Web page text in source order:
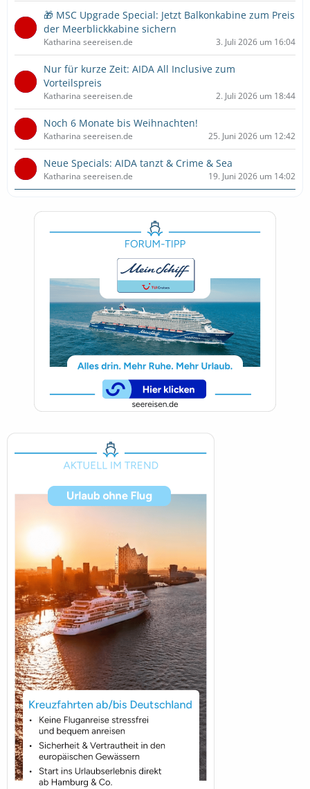
🎁 MSC Upgrade Special: Jetzt Balkonkabine zum Preis
der Meerblickkabine sichern
Katharina seereisen.de 3. Juli 2026 um 16:04
Nur für kurze Zeit: AIDA All Inclusive zum
Vorteilspreis
Katharina seereisen.de 2. Juli 2026 um 18:44
Noch 6 Monate bis Weihnachten!
Katharina seereisen.de 25. Juni 2026 um 12:42
Neue Specials: AIDA tanzt & Crime & Sea
Katharina seereisen.de 19. Juni 2026 um 14:02